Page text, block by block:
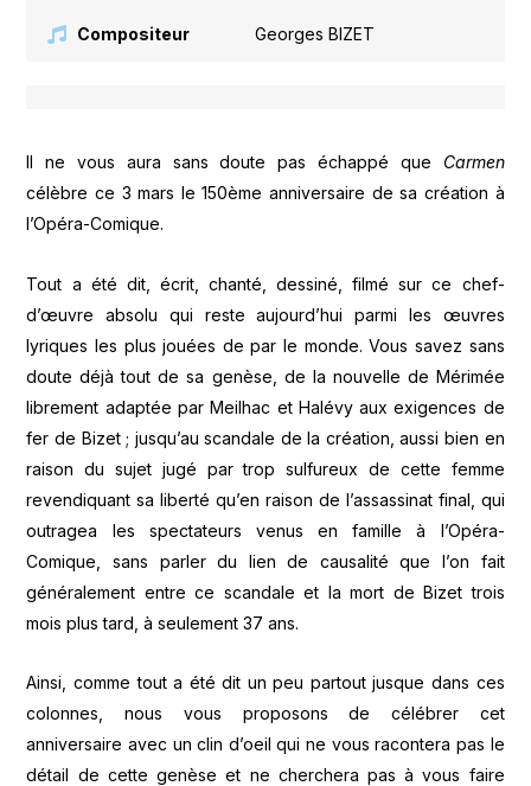
Compositeur Georges BIZET
Il ne vous aura sans doute pas échappé que Carmen
célèbre ce 3 mars le 150ème anniversaire de sa création à
l’Opéra-Comique.
Tout a été dit, écrit, chanté, dessiné, filmé sur ce chef-
d’œuvre absolu qui reste aujourd’hui parmi les œuvres
lyriques les plus jouées de par le monde. Vous savez sans
doute déjà tout de sa genèse, de la nouvelle de Mérimée
librement adaptée par Meilhac et Halévy aux exigences de
fer de Bizet ; jusqu’au scandale de la création, aussi bien en
raison du sujet jugé par trop sulfureux de cette femme
revendiquant sa liberté qu’en raison de l’assassinat final, qui
outragea les spectateurs venus en famille à l’Opéra-
Comique, sans parler du lien de causalité que l’on fait
généralement entre ce scandale et la mort de Bizet trois
mois plus tard, à seulement 37 ans.
Ainsi, comme tout a été dit un peu partout jusque dans ces
colonnes, nous vous proposons de célébrer cet
anniversaire avec un clin d’oeil qui ne vous racontera pas le
détail de cette genèse et ne cherchera pas à vous faire